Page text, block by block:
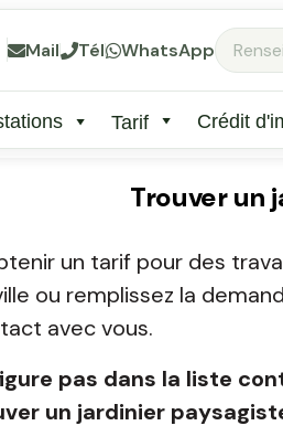
Mail Tél WhatsApp
Tarif Crédit
Trouver un
un tarif pour des
ou remplissez la
avec vous.
pas dans la liste
un jardinier